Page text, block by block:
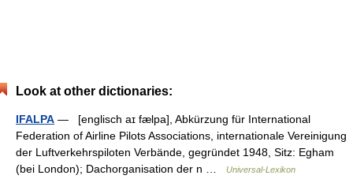
Look at other dictionaries:
IFALPA — [englisch aɪ fælpa], Abkürzung für International
Federation of Airline Pilots Associations, internationale Vereinigung
der Luftverkehrspiloten Verbände, gegründet 1948, Sitz: Egham
(bei London); Dachorganisation der n …
Universal-Lexikon